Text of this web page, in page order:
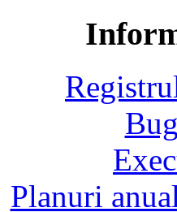
Planuri